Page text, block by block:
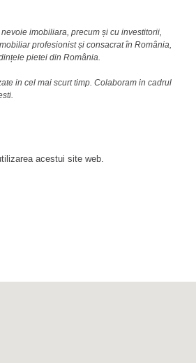
imobiliara, precum și cu investitorii,
profesionist și consacrat în România,
pietei din România.
in cel mai scurt timp. Colaboram in cadrul
acestui site web.